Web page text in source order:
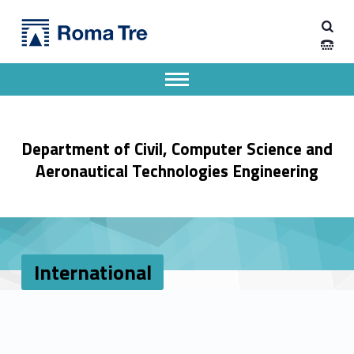
International - Dipartimento di Ingegneria Civile, Informatica e delle Tecnologie Aeronautiche
Department of Civil, Computer Science and
Aeronautical Technologies Engineering
Apri il menu secondario
Header info sidebar
International